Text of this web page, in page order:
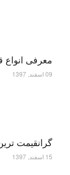
معرفی
09 اسفند, 1397
گرانقیمت
15 اسفند, 1397